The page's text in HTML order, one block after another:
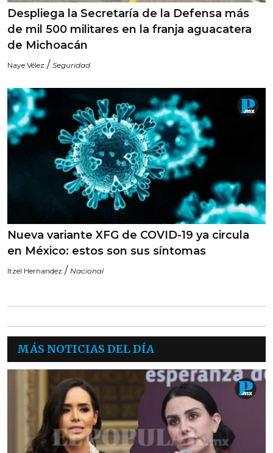
Despliega la Secretaría de la Defensa más
de mil 500 militares en la franja aguacatera
de Michoacán
Naye Vélez / Seguridad
Nueva variante XFG de COVID-19 ya circula
en México: estos son sus síntomas
Itzel Hernandez / Nacional
MÁS NOTICIAS DEL DÍA